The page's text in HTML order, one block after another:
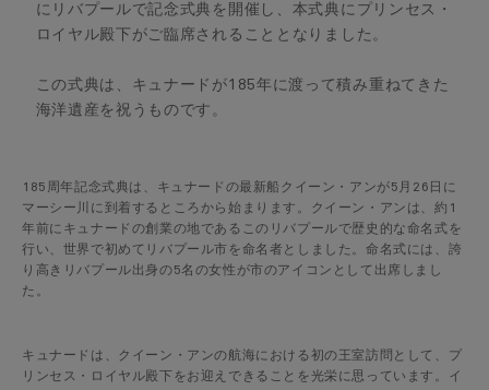
にリバプールで記念式典を開催し、本式典にプリンセス・
ロイヤル殿下がご臨席されることとなりました。
この式典は、キュナードが185年に渡って積み重ねてきた
海洋遺産を祝うものです。
185周年記念式典は、キュナードの最新船クイーン・アンが5月26日に
マーシー川に到着するところから始まります。クイーン・アンは、約1
年前にキュナードの創業の地であるこのリバプールで歴史的な命名式を
行い、世界で初めてリバプール市を命名者としました。命名式には、誇
り高きリバプール出身の5名の女性が市のアイコンとして出席しまし
た。
キュナードは、クイーン・アンの航海における初の王室訪問として、プ
リンセス・ロイヤル殿下をお迎えできることを光栄に思っています。イ